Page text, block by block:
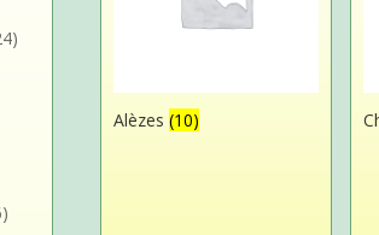
Alèzes (10)